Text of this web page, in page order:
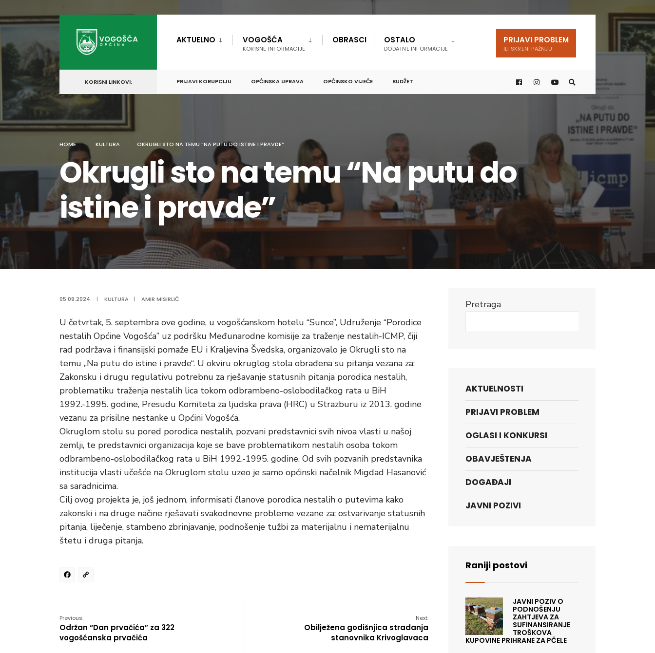
content
AKTUELNO VOGOŠĆA
KORISNE INFORMACIJE
OBRASCI OSTALO
DODATNE INFORMACIJE
PRIJAVI PROBLEM
ILI SKRENI PAŽNJU
KORISNI LINKOVI: PRIJAVI KORUPCIJU OPĆINSKA UPRAVA OPĆINSKO VIJEĆE BUDŽET
HOME KULTURA OKRUGLI STO NA TEMU “NA PUTU DO ISTINE I PRAVDE”
Okrugli sto na temu “Na putu do
istine i pravde”
05.09.2024. | KULTURA | AMIR MISIRLIĆ
U četvrtak, 5. septembra ove godine, u vogošćanskom hotelu “Sunce”, Udruženje “Porodice
nestalih Općine Vogošća” uz podršku Međunarodne komisije za traženje nestalih-ICMP, čiji
rad podržava i finansijski pomaže EU i Kraljevina Švedska, organizovalo je Okrugli sto na
temu „Na putu do istine i pravde“. U okviru okruglog stola obrađena su pitanja vezana za:
Zakonsku i drugu regulativu potrebnu za rješavanje statusnih pitanja porodica nestalih,
problematiku traženja nestalih lica tokom odbrambeno-oslobodilačkog rata u BiH
1992.-1995. godine, Presudu Komiteta za ljudska prava (HRC) u Strazburu iz 2013. godine
vezanu za prisilne nestanke u Općini Vogošća.
Okruglom stolu su pored porodica nestalih, pozvani predstavnici svih nivoa vlasti u našoj
zemlji, te predstavnici organizacija koje se bave problematikom nestalih osoba tokom
odbrambeno-oslobodilačkog rata u BiH 1992.-1995. godine. Od svih pozvanih predstavnika
institucija vlasti učešće na Okruglom stolu uzeo je samo općinski načelnik Migdad Hasanović
sa saradnicima.
Cilj ovog projekta je, još jednom, informisati članove porodica nestalih o putevima kako
zakonski i na druge načine rješavati svakodnevne probleme vezane za: ostvarivanje statusnih
pitanja, liječenje, stambeno zbrinjavanje, podnošenje tužbi za materijalnu i nematerijalnu
štetu i druga pitanja.
Facebook
Previous:
Održan “Dan prvačića” za 322
vogošćanska prvačića
Next:
Obilježena godišnjica stradanja
stanovnika Krivoglavaca
Pretraga
AKTUELNOSTI
PRIJAVI PROBLEM
OGLASI I KONKURSI
OBAVJEŠTENJA
DOGAĐAJI
JAVNI POZIVI
Raniji postovi
JAVNI POZIV O
PODNOŠENJU
ZAHTJEVA ZA
SUFINANSIRANJE
TROŠKOVA
KUPOVINE PRIHRANE ZA PČELE